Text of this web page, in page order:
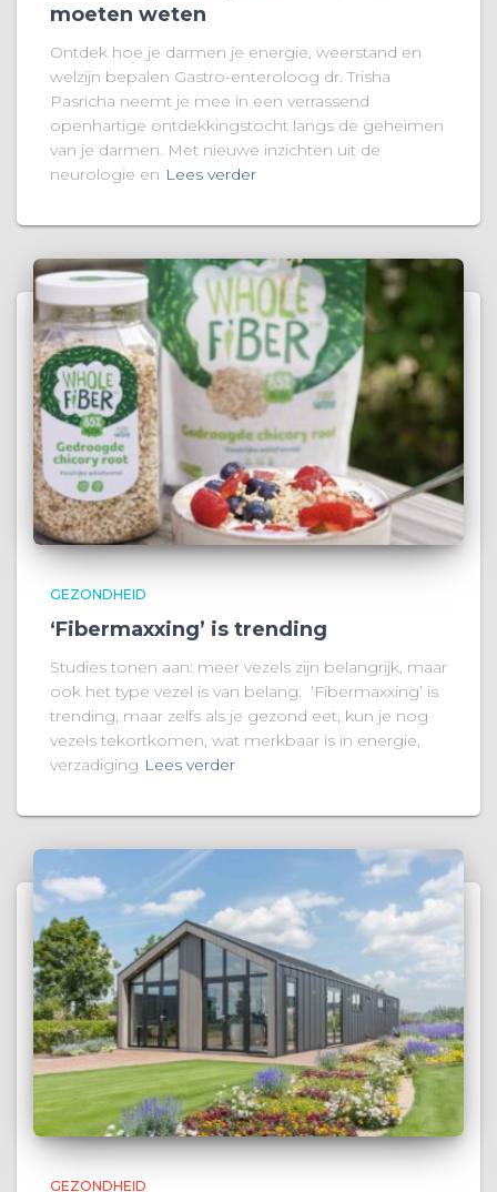
moeten weten
Ontdek hoe je darmen je energie, weerstand en
welzijn bepalen Gastro-enteroloog dr. Trisha
Pasricha neemt je mee in een verrassend
openhartige ontdekkingstocht langs de geheimen
van je darmen. Met nieuwe inzichten uit de
neurologie en Lees verder
GEZONDHEID
‘Fibermaxxing’ is trending
Studies tonen aan: meer vezels zijn belangrijk, maar
ook het type vezel is van belang. ‘Fibermaxxing’ is
trending, maar zelfs als je gezond eet, kun je nog
vezels tekortkomen, wat merkbaar is in energie,
verzadiging Lees verder
GEZONDHEID